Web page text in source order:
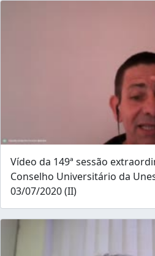
Vídeo da 149ª sessão
Conselho Universitário da
03/07/2020 (II)